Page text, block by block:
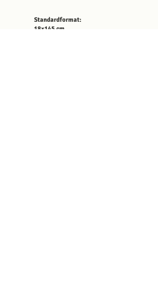
Standardformat:
18×145 cm